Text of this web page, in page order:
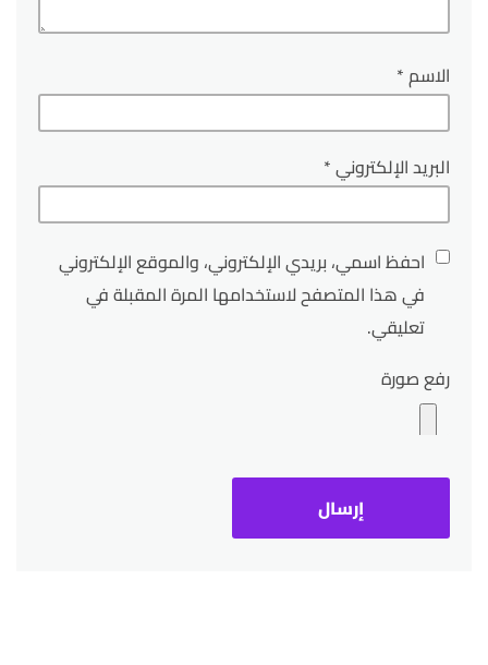
الاسم*
البريد الإلكتروني*
احفظ اسمي، بريدي الإلكتروني، والموقع الإلكتروني
في هذا المتصفح لاستخدامها المرة المقبلة في
تعليقي.
رفع صورة